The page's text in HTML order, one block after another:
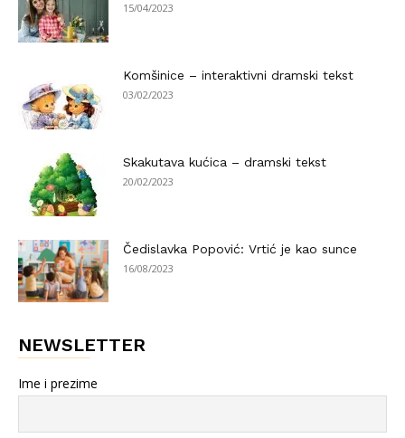
15/04/2023
Komšinice – interaktivni dramski tekst
03/02/2023
Skakutava kućica – dramski tekst
20/02/2023
Čedislavka Popović: Vrtić je kao sunce
16/08/2023
NEWSLETTER
Ime i prezime